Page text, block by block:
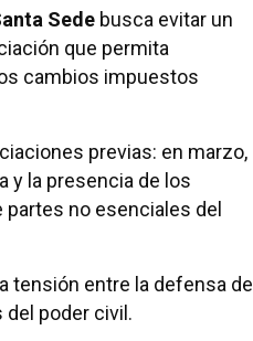
Sede busca evitar un
que permita
cambios impuestos
previas: en marzo,
y la presencia de los
no esenciales del
tensión entre la defensa del
del poder civil.